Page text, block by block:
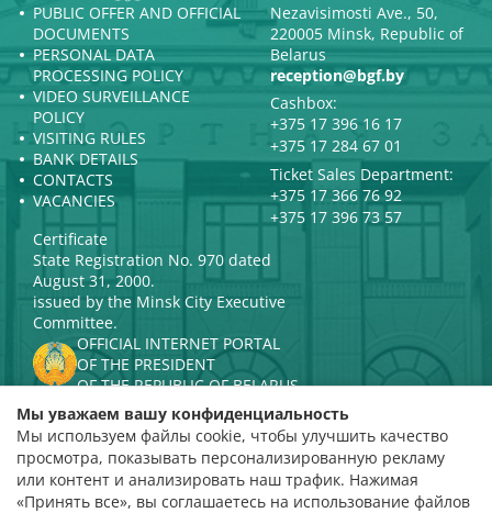
PUBLIC OFFER AND OFFICIAL
DOCUMENTS
PERSONAL DATA
PROCESSING POLICY
VIDEO SURVEILLANCE
POLICY
VISITING RULES
BANK DETAILS
CONTACTS
VACANCIES
Nezavisimosti Ave., 50,
220005 Minsk, Republic of
Belarus
reception@bgf.by
Cashbox:
+375 17 396 16 17
+375 17 284 67 01
Ticket Sales Department:
+375 17 366 76 92
+375 17 396 73 57
Certificate
State Registration No. 970 dated
August 31, 2000.
issued by the Minsk City Executive
Committee.
OFFICIAL INTERNET PORTAL
OF THE PRESIDENT
OF THE REPUBLIC OF BELARUS
MINISTRY OF CULTURE OF THE
REPUBLIC OF BELARUS
PORTAL
RATING ASSESSMENT
Мы уважаем вашу конфиденциальность
Мы используем файлы cookie, чтобы улучшить качество
просмотра, показывать персонализированную рекламу
или контент и анализировать наш трафик. Нажимая
«Принять все», вы соглашаетесь на использование файлов